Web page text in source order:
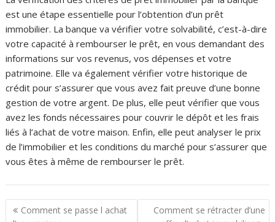
est une étape essentielle pour l’obtention d’un prêt
immobilier. La banque va vérifier votre solvabilité, c’est-à-dire
votre capacité à rembourser le prêt, en vous demandant des
informations sur vos revenus, vos dépenses et votre
patrimoine. Elle va également vérifier votre historique de
crédit pour s’assurer que vous avez fait preuve d’une bonne
gestion de votre argent. De plus, elle peut vérifier que vous
avez les fonds nécessaires pour couvrir le dépôt et les frais
liés à l’achat de votre maison. Enfin, elle peut analyser le prix
de l’immobilier et les conditions du marché pour s’assurer que
vous êtes à même de rembourser le prêt.
N Comment se passe l achat
Comment se rétracter d’une